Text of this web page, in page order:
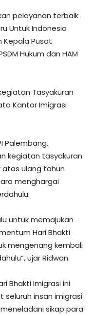
pelayanan terbaik
Untuk Indonesia
Kepala Pusat
Hukum dan HAM
Tasyakuran
Kantor Imigrasi
Palembang,
kegiatan tasyakuran
atas ulang tahun
menghargai
untuk memajukan
Hari Bhakti
mengenang kembali
ujar Ridwan.
Bhakti Imigrasi ini
insan imigrasi
sikap para